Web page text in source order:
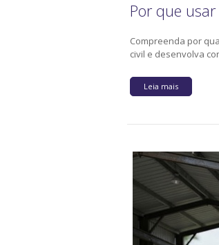
Por que
Compreenda por
civil e desenvolva
Leia mais